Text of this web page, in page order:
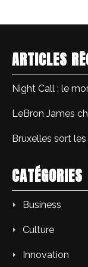
ARTICLES
Night Call : le
LeBron James
Bruxelles sort
CATÉGORIES
Business
Culture
Innovation